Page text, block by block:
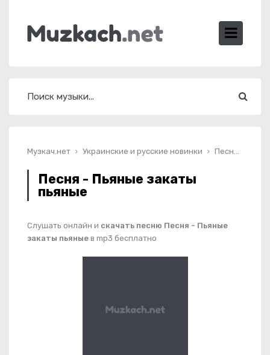
Музкач.нет Украинские и русские новинки Песня - Пьяные закаты пьяные
Песня - Пьяные закаты
пьяные
Слушать онлайн и скачать песню Песня - Пьяные
закаты пьяные в mp3 бесплатно